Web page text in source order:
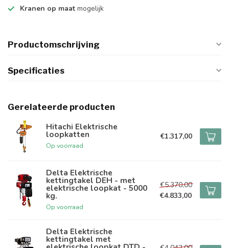
Kranen op maat mogelijk
Productomschrijving
Specificaties
Gerelateerde producten
Hitachi Elektrische
loopkatten
Op voorraad
€1.317,00
Delta Elektrische
kettingtakel DEH - met
elektrische loopkat - 5000
kg.
Op voorraad
€5.370,00
€4.833,00
Delta Elektrische
kettingtakel met